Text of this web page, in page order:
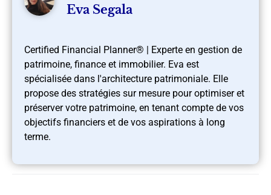
Eva Segala
Certified Financial Planner® | Experte en gestion de
patrimoine, finance et immobilier. Eva est
spécialisée dans l'architecture patrimoniale. Elle
propose des stratégies sur mesure pour optimiser et
préserver votre patrimoine, en tenant compte de vos
objectifs financiers et de vos aspirations à long
terme.